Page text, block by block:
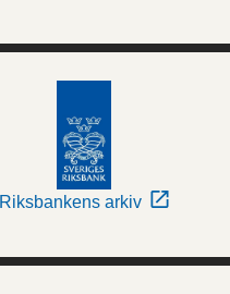
Riksbankens arkiv